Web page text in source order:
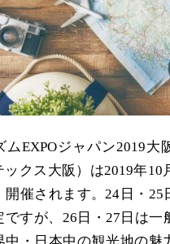
ムEXPOジャパン2019大
クス大阪）は2019年10
開催されます。24日・25
ですが、26日・27日は一
中・日本中の観光地の魅